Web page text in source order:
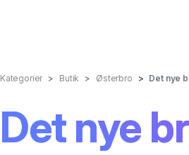
Kategorier Butik Østerbro Det nye
Det nye